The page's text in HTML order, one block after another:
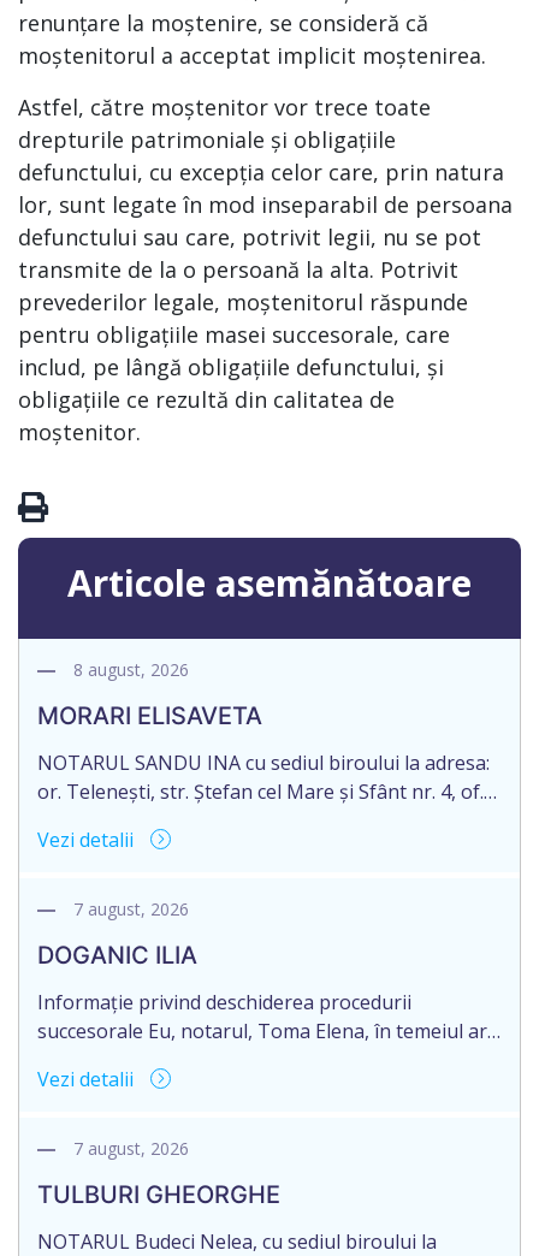
renunțare la moștenire, se consideră că
moștenitorul a acceptat implicit moștenirea.
Astfel, către moștenitor vor trece toate
drepturile patrimoniale și obligațiile
defunctului, cu excepția celor care, prin natura
lor, sunt legate în mod inseparabil de persoana
defunctului sau care, potrivit legii, nu se pot
transmite de la o persoană la alta. Potrivit
prevederilor legale, moștenitorul răspunde
pentru obligațiile masei succesorale, care
includ, pe lângă obligațiile defunctului, și
obligațiile ce rezultă din calitatea de
moștenitor.
Articole asemănătoare
8 august, 2026
MORARI ELISAVETA
NOTARUL SANDU INA cu sediul biroului la adresa:
or. Telenești, str. Ștefan cel Mare și Sfânt nr. 4, of.
succesorale în urma decesului cet. MORARI
2005035073658, decedat/ă la data de 09.03.2026
Eliberarea certificatului de moștenitor este […]
Vezi detalii
7 august, 2026
DOGANIC ILIA
Informație privind deschiderea procedurii
succesorale Eu, notarul, Toma Elena, în temeiul art.
notific Moștenitorii/ persoană care are un interes
notariale în urma decesului cet. DOGANIC ILIA,
2007040006216. Eliberarea certificatului de
moștenitor este planificată în prealabil pentru […]
Vezi detalii
7 august, 2026
TULBURI GHEORGHE
NOTARUL Budeci Nelea, cu sediul biroului la